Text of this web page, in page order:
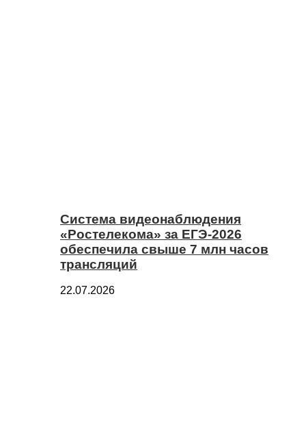
Система видеонаблюдения
«Ростелекома» за ЕГЭ-2026
обеспечила свыше 7 млн часов
трансляций
22.07.2026